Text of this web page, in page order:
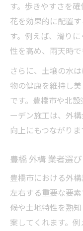
す。歩きやすさを
花を効果的に配置
す。例えば、滑り
性を高め、雨天時
さらに、土壌の水
物の健康を維持し
です。豊橋市や北
ーデン施工は、外
向上にもつながりま
豊橋 外構 業者選
豊橋市における外
左右する重要な要
候や土地特性を熟
案してくれます。